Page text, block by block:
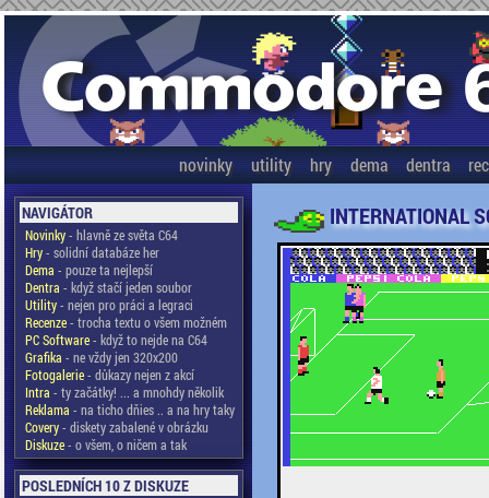
novinky utility hry dema dentra
NAVIGÁTOR
Novinky- hlavně ze světa C64
Hry- solidní databáze her
Dema - pouze ta nejlepší
Dentra - když stačí jeden soubor
Utility- nejen pro práci a legraci
Recenze- trocha textu o všem možném
PC Software- když to nejde na C64
Grafika - ne vždy jen 320x200
Fotogalerie- důkazy nejen z akcí
Intra - ty začátky! ... a mnohdy několik
Reklama - na ticho dňies .. a na hry taky
Covery- diskety zabalené v obrázku
Diskuze- o všem, o ničem a tak
POSLEDNÍCH 10 Z DISKUZE
INTERNATIONAL